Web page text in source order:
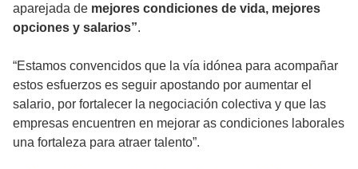
aparejada de mejores condiciones de vida, mejores
opciones y salarios”.
“Estamos convencidos que la vía idónea para acompañar
estos esfuerzos es seguir apostando por aumentar el
salario, por fortalecer la negociación colectiva y que las
empresas encuentren en mejorar as condiciones laborales
una fortaleza para atraer talento”.